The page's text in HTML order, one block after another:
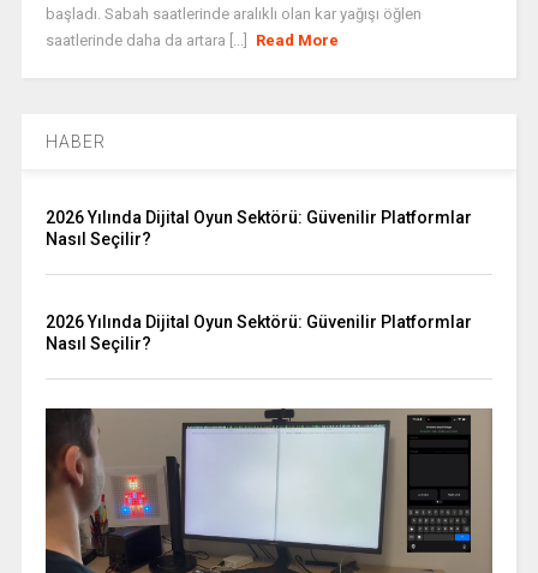
başladı. Sabah saatlerinde aralıklı olan kar yağışı öğlen
saatlerinde daha da artara [...]
Read More
HABER
2026 Yılında Dijital Oyun Sektörü: Güvenilir Platformlar
Nasıl Seçilir?
2026 Yılında Dijital Oyun Sektörü: Güvenilir Platformlar
Nasıl Seçilir?